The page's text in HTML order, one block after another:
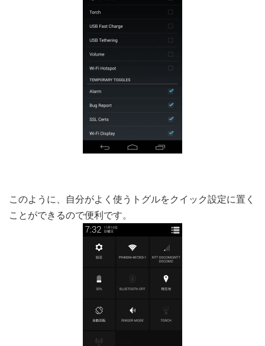
このように、自分がよく使うトグルをクイック設定に置く
ことができるので便利です。